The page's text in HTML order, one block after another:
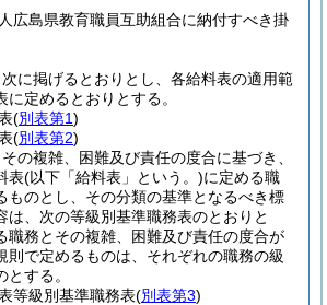
広島県教育職員互助組合に納付すべき掛
に掲げるとおりとし、各給料表の適用範
に定めるとおりとする。
(別表第1)
(別表第2)
の複雑、困難及び責任の度合に基づき、
表(以下「給料表」という。)に定める職
ものとし、その分類の基準となるべき標
は、次の等級別基準職務表のとおりと
職務とその複雑、困難及び責任の度合が
則で定めるものは、それぞれの職務の級
する。
等級別基準職務表(別表第3)